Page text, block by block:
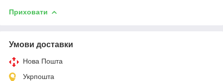
Приховати
Умови доставки
Нова Пошта
Укрпошта